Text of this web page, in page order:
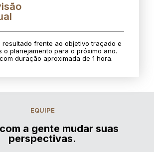
resultado frente ao objetivo traçado e
o planejamento para o próximo ano.
duração aproximada de 1 hora.
EQUIPE
a gente mudar suas
perspectivas.